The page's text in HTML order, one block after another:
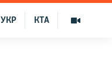
КТА
УКР